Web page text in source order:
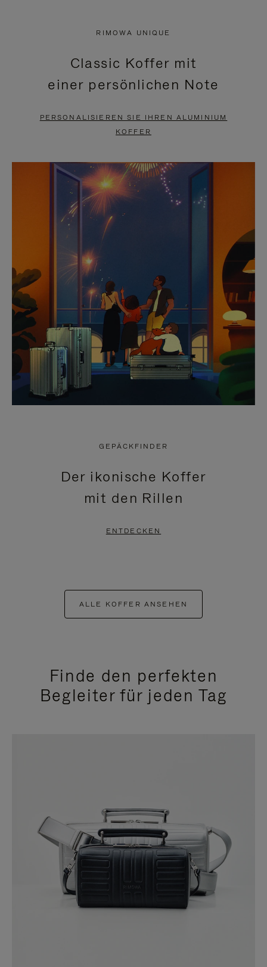
PAUSIERT,
BITTE
DRÜCKEN
ANZUHALTEN
KLICKEN
SIE
ZUM
AUFHEBEN
STUMMSCHALTUNG
RIMOWA UNIQUE
Classic Koffer mit
einer persönlichen Note
PERSONALISIEREN SIE IHREN ALUMINIUM
KOFFER
GEPÄCKFINDER
Der ikonische Koffer
mit den Rillen
ENTDECKEN
ALLE KOFFER ANSEHEN
Finde den perfekten
Begleiter für jeden Tag